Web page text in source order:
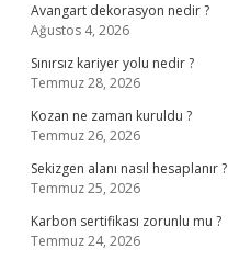
Avangart dekorasyon nedir ?
Ağustos 4, 2026
Sınırsız kariyer yolu nedir ?
Temmuz 28, 2026
Kozan ne zaman kuruldu ?
Temmuz 26, 2026
Sekizgen alanı nasıl hesaplanır ?
Temmuz 25, 2026
Karbon sertifikası zorunlu mu ?
Temmuz 24, 2026